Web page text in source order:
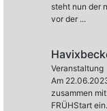
steht nun der
vor der ...
Veranstaltung
Am
zusammen
FRÜHStart ein.